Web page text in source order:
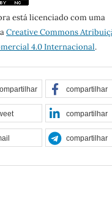
está licenciado com uma
Creative Commons
4.0 Internacional.
compartilhar
compartilhar
compartilhar